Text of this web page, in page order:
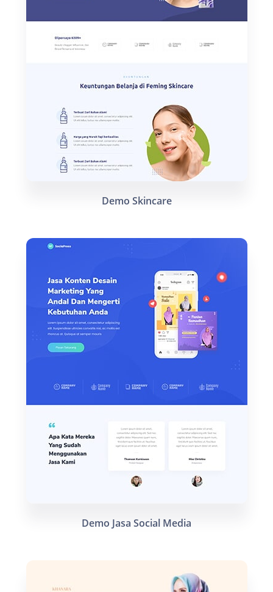
Demo Skincare
Demo Jasa Social Media